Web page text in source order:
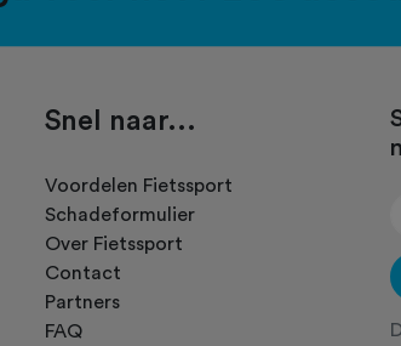
Snel naar...
Voordelen Fietssport
Schadeformulier
Over Fietssport
Contact
Partners
FAQ